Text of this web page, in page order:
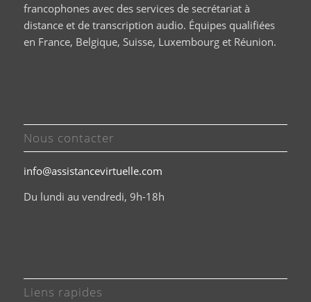
francophones avec des services de secrétariat à
distance et de transcription audio. Équipes qualifiées
en France, Belgique, Suisse, Luxembourg et Réunion.
Nous contacter
info@assistancevirtuelle.com
Du lundi au vendredi, 9h-18h
Liens rapides